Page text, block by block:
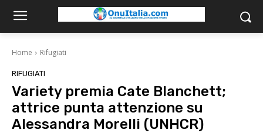
Home Rifugiati
RIFUGIATI
Variety premia Cate Blanchett;
attrice punta attenzione su
Alessandra Morelli (UNHCR)